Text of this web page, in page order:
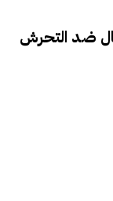
ضد التحرش